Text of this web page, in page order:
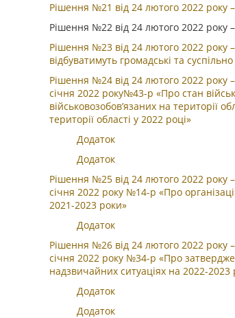
Рішення №21 від 24 лютого 2022
Рішення №22 від 24 лютого 2022 року
Рішення №23 від 24 лютого 2022 року
відбуватимуть громадські та
Рішення №24 від 24 лютого 2022 року
січня 2022 року№43-р «Про стан
військовозобов’язаних на території
території області у 2022 році»
Додаток
Додаток
Рішення №25 від 24 лютого 2022 року
січня 2022 року №14-р «Про
2021-2023 роки»
Додаток
Рішення №26 від 24 лютого 2022 року
січня 2022 року №34-р «Про
надзвичайних ситуаціях на 2022-2023
Додаток
Додаток